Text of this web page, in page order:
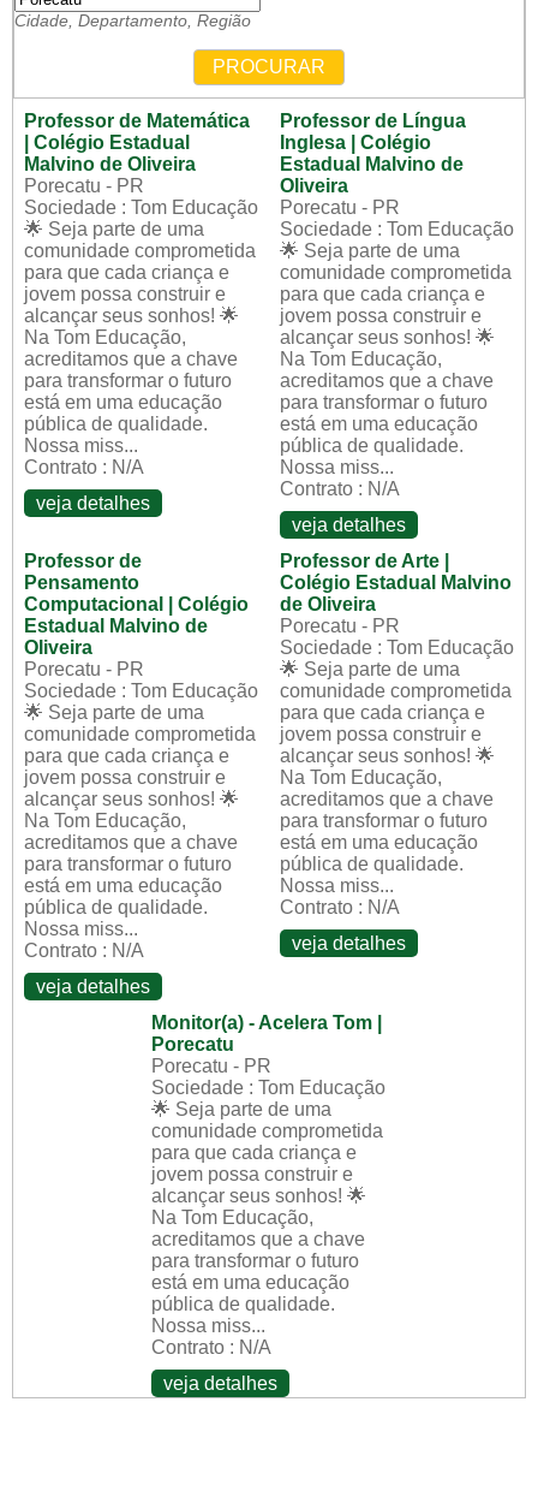
Cidade, Departamento, Região
PROCURAR
Professor de Matemática
| Colégio Estadual
Malvino de Oliveira
Porecatu - PR
Sociedade : Tom Educação
🌟 Seja parte de uma
comunidade comprometida
para que cada criança e
jovem possa construir e
alcançar seus sonhos! 🌟
Na Tom Educação,
acreditamos que a chave
para transformar o futuro
está em uma educação
pública de qualidade.
Nossa miss...
Contrato : N/A
veja detalhes
Professor de Língua
Inglesa | Colégio
Estadual Malvino de
Oliveira
Porecatu - PR
Sociedade : Tom Educação
🌟 Seja parte de uma
comunidade comprometida
para que cada criança e
jovem possa construir e
alcançar seus sonhos! 🌟
Na Tom Educação,
acreditamos que a chave
para transformar o futuro
está em uma educação
pública de qualidade.
Nossa miss...
Contrato : N/A
veja detalhes
Professor de
Pensamento
Computacional | Colégio
Estadual Malvino de
Oliveira
Porecatu - PR
Sociedade : Tom Educação
🌟 Seja parte de uma
comunidade comprometida
para que cada criança e
jovem possa construir e
alcançar seus sonhos! 🌟
Na Tom Educação,
acreditamos que a chave
para transformar o futuro
está em uma educação
pública de qualidade.
Nossa miss...
Contrato : N/A
veja detalhes
Professor de Arte |
Colégio Estadual Malvino
de Oliveira
Porecatu - PR
Sociedade : Tom Educação
🌟 Seja parte de uma
comunidade comprometida
para que cada criança e
jovem possa construir e
alcançar seus sonhos! 🌟
Na Tom Educação,
acreditamos que a chave
para transformar o futuro
está em uma educação
pública de qualidade.
Nossa miss...
Contrato : N/A
veja detalhes
Monitor(a) - Acelera Tom |
Porecatu
Porecatu - PR
Sociedade : Tom Educação
🌟 Seja parte de uma
comunidade comprometida
para que cada criança e
jovem possa construir e
alcançar seus sonhos! 🌟
Na Tom Educação,
acreditamos que a chave
para transformar o futuro
está em uma educação
pública de qualidade.
Nossa miss...
Contrato : N/A
veja detalhes